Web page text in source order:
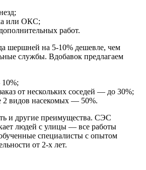
или ОКС;
работ.
шершней на 5-10% дешевле, чем
службы. Вдобавок предлагаем
от нескольких соседей — до 30%;
2 видов насекомых — 50%.
и другие преимущества. СЭС
людей с улицы — все работы
специалисты с опытом
от 2-х лет.